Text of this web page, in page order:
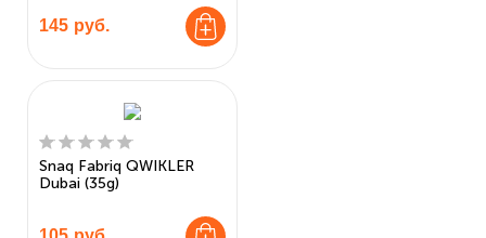
145 руб.
Snaq Fabriq QWIKLER
Dubai (35g)